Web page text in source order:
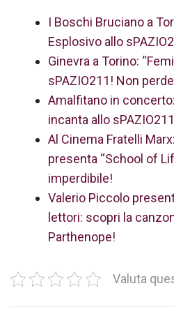
I Boschi Bruciano a
Esplosivo allo
Ginevra a Torino:
sPAZIO211! Non
Amalfitano in
incanta allo
Al Cinema Fratelli
presenta “School of
imperdibile!
Valerio Piccolo
lettori: scopri la
Parthenope!
Valuta